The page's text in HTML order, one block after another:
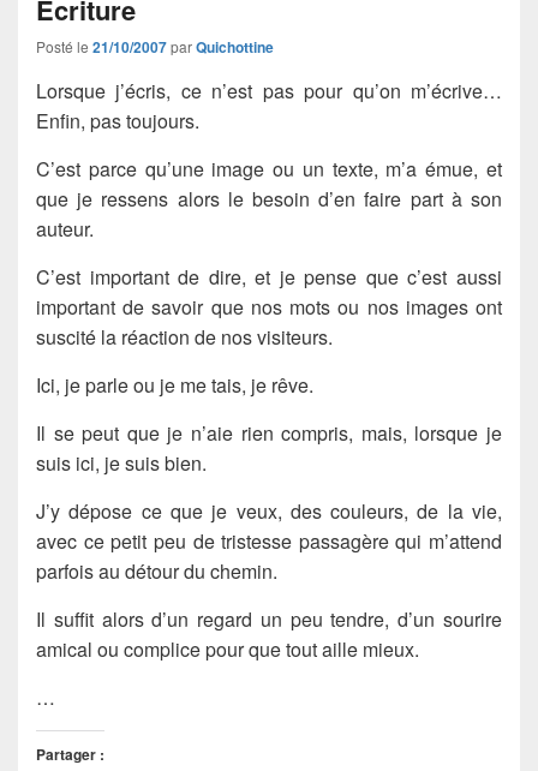
Ecriture
Posté le 21/10/2007parQuichottine
Lorsque j’écris, ce n’est pas pour qu’on m’écrive…
Enfin, pas toujours.
C’est parce qu’une image ou un texte, m’a émue, et
que je ressens alors le besoin d’en faire part à son
auteur.
C’est important de dire, et je pense que c’est aussi
important de savoir que nos mots ou nos images ont
suscité la réaction de nosvisiteurs.
Ici, je parle ou je me tais, je rêve.
Il se peut que je n’aie rien compris, mais, lorsque je
suis ici, je suis bien.
J’y dépose ce que je veux, descouleurs, de lavie,
avec ce petit peu de tristesse passagère qui m’attend
parfois au détour du chemin.
Il suffit alors d’un regard un peu tendre, d’unsourire
amical ou complice pour que tout aille mieux.
…
Partager :